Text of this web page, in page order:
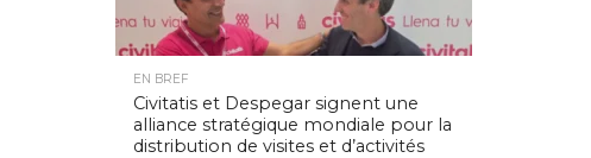
EN BREF
Civitatis et Despegar signent une
alliance stratégique mondiale pour la
distribution de visites et d’activités